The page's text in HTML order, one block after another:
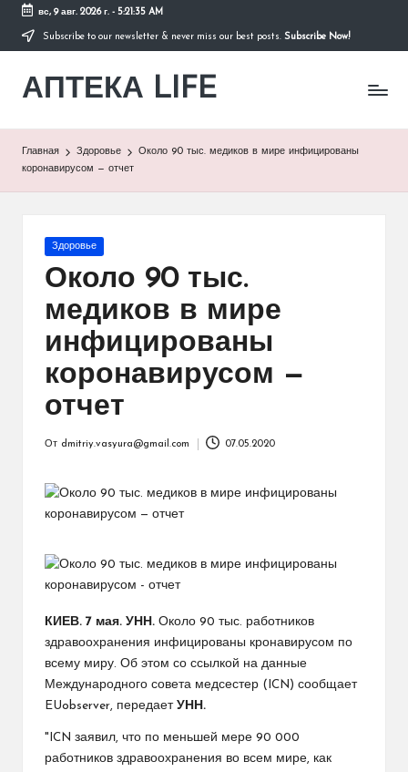
Перейти
содержимому
вс, 9 авг. 2026 г.- 5:21:36 AM
Subscribe to our newsletter & never miss our best posts. Subscribe Now!
АПТЕКА LIFE
сайт
Главная Здоровье
Около 90 тыс. медиков в мире инфицированы
коронавирусом — отчет
Опубликовано
Здоровье
Около 90 тыс.
медиков в мире
инфицированы
коронавирусом —
отчет
От dmitriy.vasyura@gmail.com 07.05.2020
КИЕВ. 7 мая. УНН. Около 90 тыс. работников
здравоохранения инфицированы кронавирусом по
всему миру. Об этом со ссылкой на данные
Международного совета медсестер (ICN) сообщает
EUobserver, передает УНН.
"ICN заявил, что по меньшей мере 90 000
работников здравоохранения во всем мире, как